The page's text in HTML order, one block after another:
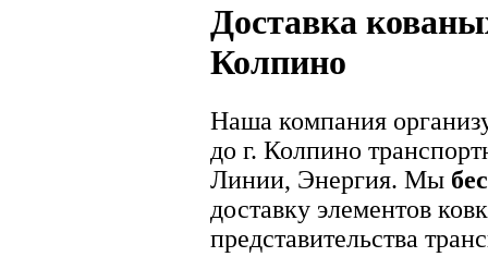
Доставка
Колпино
Наша компания
до г. Колпино
Линии, Энергия. Мы
доставку элементов
представительства